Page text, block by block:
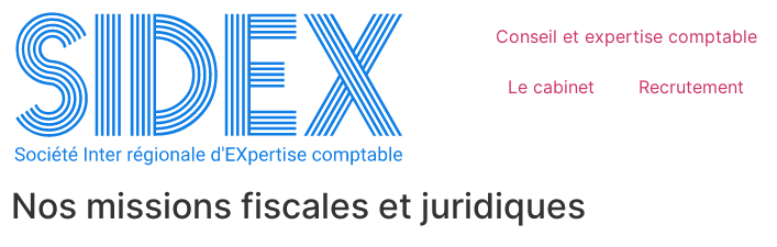
Conseil et expertise comptable
Le cabinet Recrutement
Nos missions fiscales et juridiques